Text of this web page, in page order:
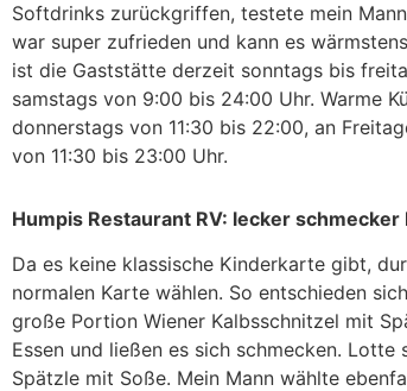
Softdrinks zurückgriffen, testete mein
war super zufrieden und kann es
ist die Gaststätte derzeit sonntags bis
samstags von 9:00 bis 24:00 Uhr. Warme
donnerstags von 11:30 bis 22:00, an
von 11:30 bis 23:00 Uhr.
Humpis Restaurant RV: lecker schmecker
Da es keine klassische Kinderkarte gibt,
normalen Karte wählen. So entschieden
große Portion Wiener Kalbsschnitzel mit
Essen und ließen es sich schmecken. Lotte
Spätzle mit Soße. Mein Mann wählte